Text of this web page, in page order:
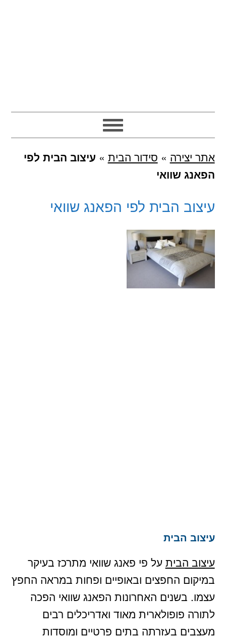
אתר יצירה » סידור הבית » עיצוב הבית לפי
הפאנג שוואי
עיצוב הבית לפי הפאנג שוואי
עיצוב הבית
עיצוב הבית על פי פאנג שוואי מתרכז בעיקר
במיקום החפצים ובאופיים ופחות במראה החפץ
עצמו. בשנים האחרונות הפאנג שוואי הפכה
לתורה פופולארית מאוד ואדריכלים רבים
מעצבים בעזרתה בתים פרטיים ומוסדות